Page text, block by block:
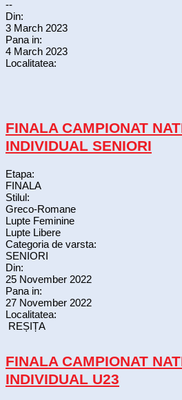
--
Din:
3 March 2023
Pana in:
4 March 2023
Localitatea:
FINALA CAMPIONAT
INDIVIDUAL SENIORI
Etapa:
FINALA
Stilul:
Greco-Romane
Lupte Feminine
Lupte Libere
Categoria de varsta:
SENIORI
Din:
25 November 2022
Pana in:
27 November 2022
Localitatea:
REȘIȚA
FINALA CAMPIONAT
INDIVIDUAL U23